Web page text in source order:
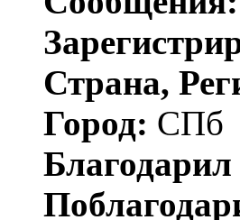
Страна,
Город: СПб
Благодарил